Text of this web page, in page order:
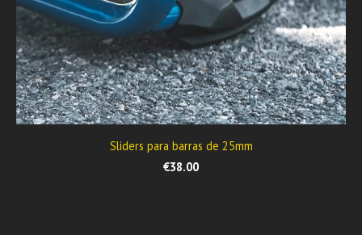
Sliders para barras de 25mm
€38.00